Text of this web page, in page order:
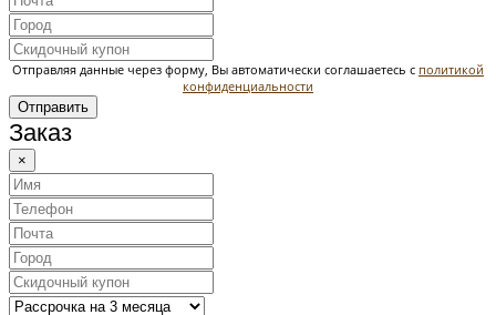
Отправляя данные через форму, Вы автоматически соглашаетесь с политикой
конфиденциальности
Отправить
Заказ
×